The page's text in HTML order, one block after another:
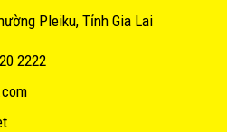
Pleiku, Tỉnh Gia Lai
2222